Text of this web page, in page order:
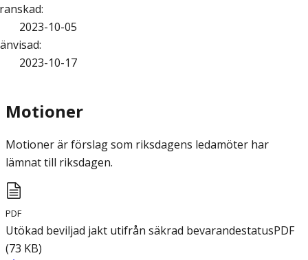
:
2023-10-05
:
2023-10-17
Motioner
Motioner är förslag som riksdagens ledamöter har
lämnat till riksdagen.
PDF
Utökad beviljad jakt utifrån säkrad bevarandestatusPDF
(73 KB)